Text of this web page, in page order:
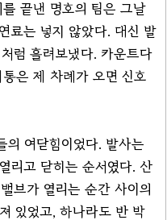
끝낸 명호의 팀은 그날
료는 넣지 않았다. 대신 발
럼 흘려보냈다. 카운트다
은 제 차례가 오면 신호
의 여닫힘이었다. 발사는
리고 닫히는 순서였다. 산
브가 열리는 순간 사이의
있었고, 하나라도 반 박